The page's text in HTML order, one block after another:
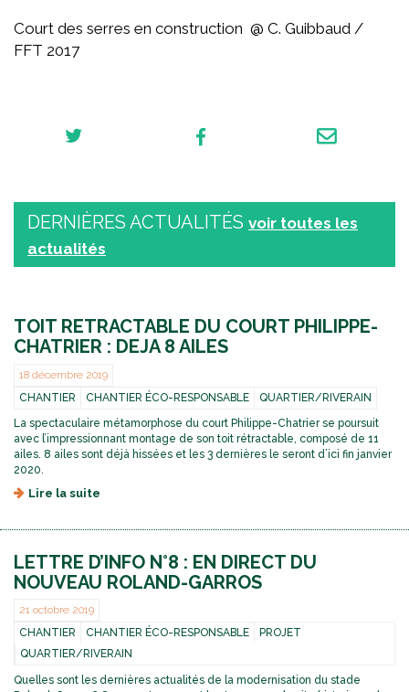
Court des serres en construction @ C. Guibbaud /
FFT 2017
DERNIÈRES ACTUALITÉS voir toutes les
actualités
TOIT RETRACTABLE DU COURT PHILIPPE-
CHATRIER : DEJA 8 AILES
18 décembre 2019
CHANTIER
CHANTIER ÉCO-RESPONSABLE QUARTIER/RIVERAIN
La spectaculaire métamorphose du court Philippe-Chatrier se poursuit
avec l’impressionnant montage de son toit rétractable, composé de 11
ailes. 8 ailes sont déjà hissées et les 3 dernières le seront d’ici fin janvier
2020.
Lire la suite
I
T
R
R
A
C
LETTRE D’INFO N°8 : EN DIRECT DU
NOUVEAU ROLAND-GARROS
21 octobre 2019
CHANTIER
CHANTIER ÉCO-RESPONSABLE
PROJET
QUARTIER/RIVERAIN
Quelles sont les dernières actualités de la modernisation du stade